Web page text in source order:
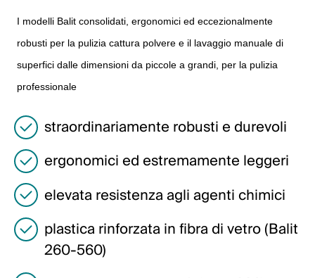
English
Austria
Deutsch
English
Germania
Deutsch
English
I modelli Balit consolidati, ergonomici ed eccezionalmente
robusti per la pulizia cattura polvere e il lavaggio manuale di
superfici dalle dimensioni da piccole a grandi, per la pulizia
professionale
straordinariamente robusti e durevoli
ergonomici ed estremamente leggeri
elevata resistenza agli agenti chimici
plastica rinforzata in fibra di vetro (Balit
260-560)